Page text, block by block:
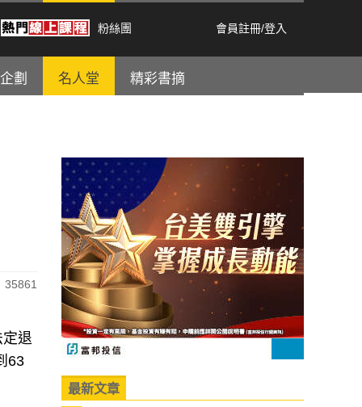
粉絲團 會員註冊/登入
劃 名人堂 精彩書摘
35861
定退
63
最新文章